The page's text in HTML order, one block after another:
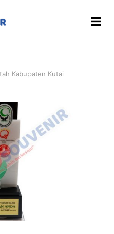
Kabupaten Kutai